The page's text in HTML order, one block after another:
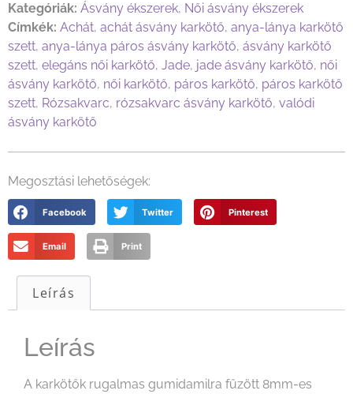
Kategóriák: Ásvány ékszerek, Női ásvány ékszerek
Címkék: Achát, achát ásvány karkötő, anya-lánya karkötő
szett, anya-lánya páros ásvány karkötő, ásvány karkötő
szett, elegáns női karkötő, Jade, jade ásvány karkötő, női
ásvány karkötő, női karkötő, páros karkötő, páros karkötő
szett, Rózsakvarc, rózsakvarc ásvány karkötő, valódi
ásvány karkötő
Megosztási lehetőségek:
Facebook Twitter Pinterest
Email Print
Leírás
Leírás
A karkötők rugalmas gumidamilra fűzött 8mm-es